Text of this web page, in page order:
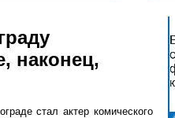
наконец,
стал актер комического